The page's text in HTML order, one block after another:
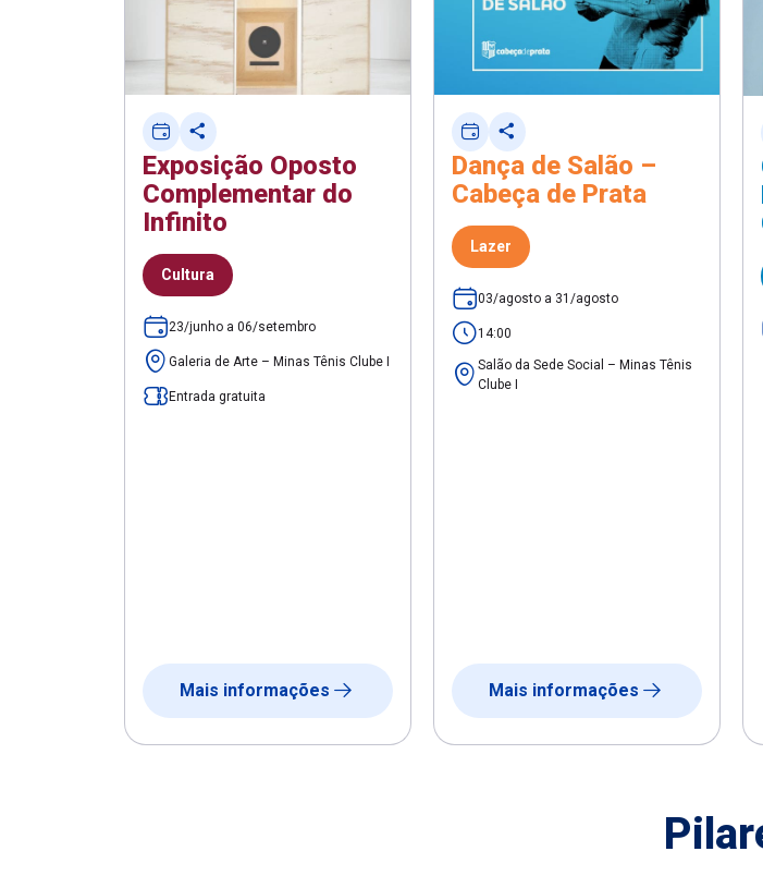
Exposição Oposto
Complementar do
Infinito
Cultura
23/junho a 06/setembro
Galeria de Arte – Minas Tênis Clube I
Entrada gratuita
Mais informações
Dança de Salão –
Cabeça de Prata
Lazer
03/agosto a 31/agosto
14:00
Salão da Sede Social – Minas Tênis
Clube I
Mais informações